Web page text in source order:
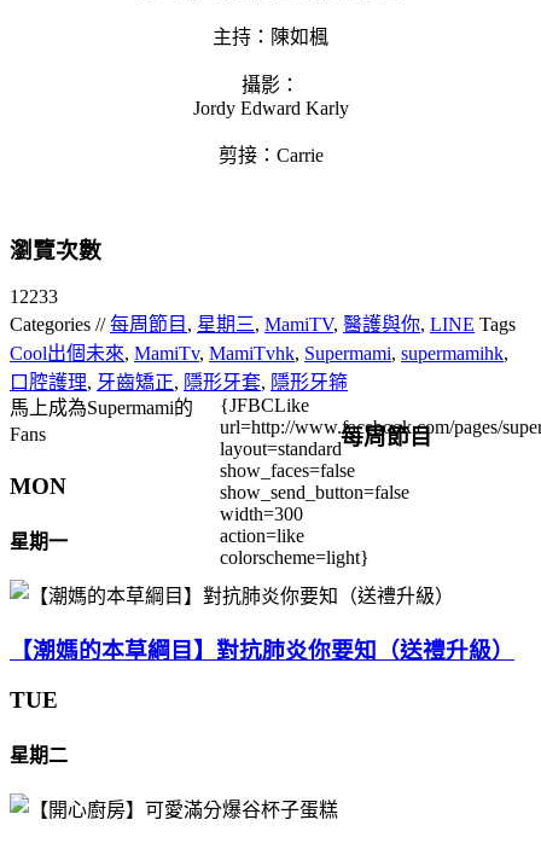
主持：陳如楓
攝影：
Jordy Edward Karly
剪接：Carrie
瀏覽次數
12233
Categories //每周節目 , 星期三, MamiTV, 醫護與你, LINE Tags
Cool出個未來, MamiTv, MamiTvhk, Supermami, supermamihk,
口腔護理, 牙齒矯正, 隱形牙套, 隱形牙箍
馬上成為Supermami的
Fans
{JFBCLike
url=http://www.facebook.com/pages/
layout=standard
show_faces=false
show_send_button=false
width=300
action=like
colorscheme=light}
每周節目
MON
星期一
【潮媽的本草綱目】對抗肺炎你要知（送禮升級）
TUE
星期二